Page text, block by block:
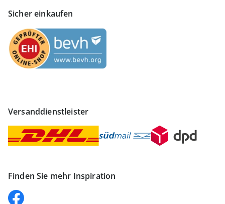
Sicher einkaufen
Versanddienstleister
Finden Sie mehr Inspiration